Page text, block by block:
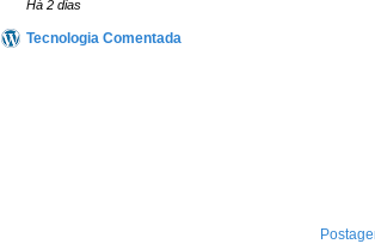
Há 2 dias
Tecnologia Comentada